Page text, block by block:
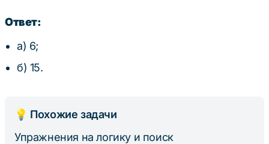
Ответ:
а) 6;
б) 15.
💡 Похожие задачи
Упражнения на логику и поиск